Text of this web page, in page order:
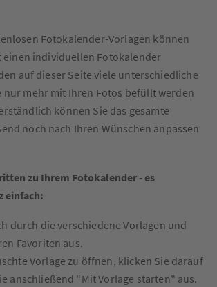
Fotokalender-Vorlagen können
einen individuellen Fotokalender
auf dieser Seite viele unterschiedliche
nur mehr mit Ihren Fotos befüllt werden
können Sie das gesamte
noch nach Ihren Wünschen anpassen
zu Ihrem Fotokalender - es
einfach:
durch die verschiedene Vorlagen und
Favoriten aus.
Vorlage zu öffnen, klicken Sie darauf
anschließend "Mit Vorlage starten" aus.